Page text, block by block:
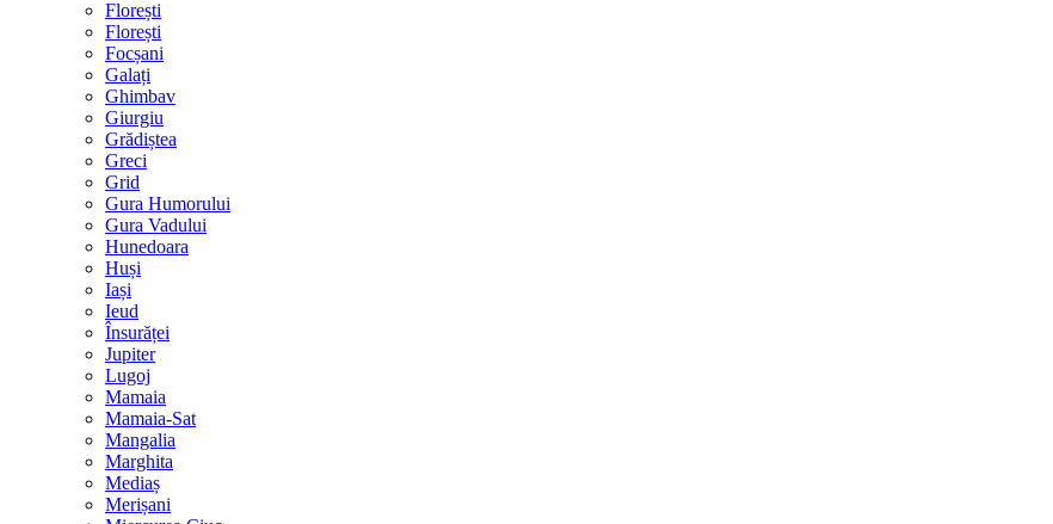
Florești
Florești
Focșani
Galați
Ghimbav
Giurgiu
Grădiștea
Greci
Grid
Gura Humorului
Gura Vadului
Hunedoara
Huși
Iași
Ieud
Însurăței
Jupiter
Lugoj
Mamaia
Mamaia-Sat
Mangalia
Marghita
Mediaș
Merișani